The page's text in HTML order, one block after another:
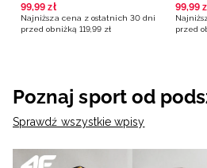
99,99 zł
Najniższa cena z ostatnich 30 dni
przed obniżką 119,99 zł
99,99
przed
Poznaj sport od
Sprawdź wszystkie wpisy